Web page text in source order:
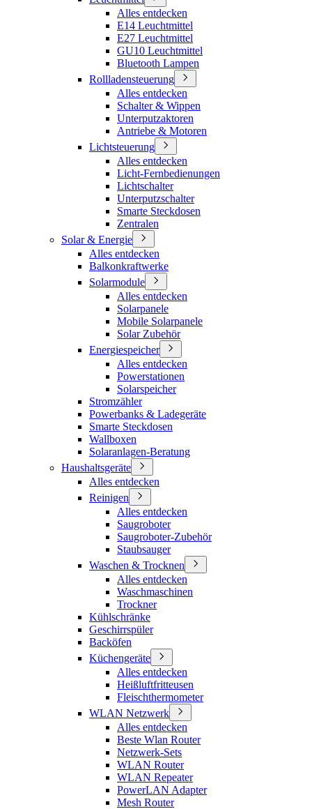
Alles entdecken
E14 Leuchtmittel
E27 Leuchtmittel
GU10 Leuchtmittel
Bluetooth Lampen
Rollladensteuerung
Alles entdecken
Schalter & Wippen
Unterputzaktoren
Antriebe & Motoren
Lichtsteuerung
Alles entdecken
Licht-Fernbedienungen
Lichtschalter
Unterputzschalter
Smarte Steckdosen
Zentralen
Solar & Energie
Alles entdecken
Balkonkraftwerke
Solarmodule
Alles entdecken
Solarpanele
Mobile Solarpanele
Solar Zubehör
Energiespeicher
Alles entdecken
Powerstationen
Solarspeicher
Stromzähler
Powerbanks & Ladegeräte
Smarte Steckdosen
Wallboxen
Solaranlagen-Beratung
Haushaltsgeräte
Alles entdecken
Reinigen
Alles entdecken
Saugroboter
Saugroboter-Zubehör
Staubsauger
Waschen & Trocknen
Alles entdecken
Waschmaschinen
Trockner
Kühlschränke
Geschirrspüler
Backöfen
Küchengeräte
Alles entdecken
Heißluftfritteusen
Fleischthermometer
WLAN Netzwerk
Alles entdecken
Beste Wlan Router
Netzwerk-Sets
WLAN Router
WLAN Repeater
PowerLAN Adapter
Mesh Router